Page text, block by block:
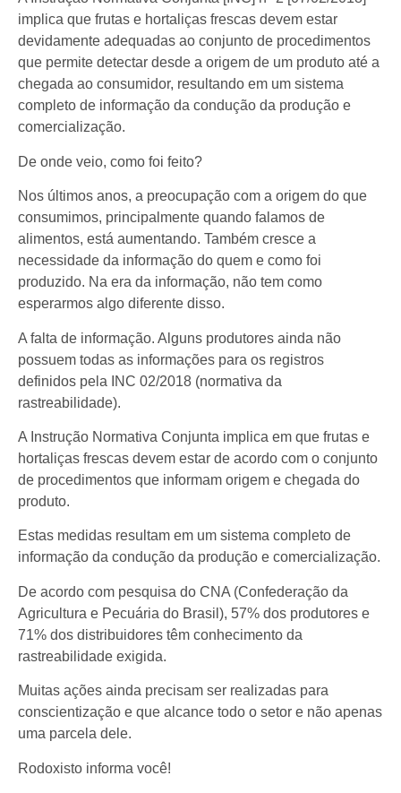
implica que frutas e hortaliças frescas devem estar
devidamente adequadas ao conjunto de procedimentos
que permite detectar desde a origem de um produto até a
chegada ao consumidor, resultando em um sistema
completo de informação da condução da produção e
comercialização.
De onde veio, como foi feito?
Nos últimos anos, a preocupação com a origem do que
consumimos, principalmente quando falamos de
alimentos, está aumentando. Também cresce a
necessidade da informação do quem e como foi
produzido. Na era da informação, não tem como
esperarmos algo diferente disso.
A falta de informação. Alguns produtores ainda não
possuem todas as informações para os registros
definidos pela INC 02/2018 (normativa da
rastreabilidade).
A Instrução Normativa Conjunta implica em que frutas e
hortaliças frescas devem estar de acordo com o conjunto
de procedimentos que informam origem e chegada do
produto.
Estas medidas resultam em um sistema completo de
informação da condução da produção e comercialização.
De acordo com pesquisa do CNA (Confederação da
Agricultura e Pecuária do Brasil), 57% dos produtores e
71% dos distribuidores têm conhecimento da
rastreabilidade exigida.
Muitas ações ainda precisam ser realizadas para
conscientização e que alcance todo o setor e não apenas
uma parcela dele.
Rodoxisto informa você!